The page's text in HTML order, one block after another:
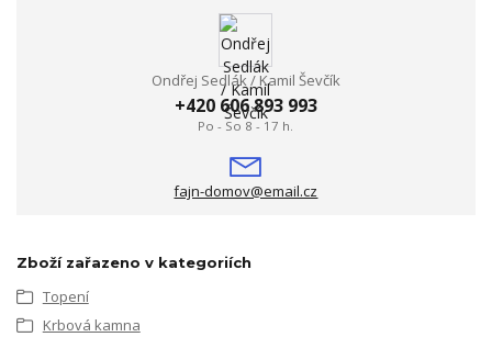
Ondřej Sedlák / Kamil Ševčík
+420 606 893 993
Po - So 8 - 17 h.
fajn-domov@email.cz
Zboží zařazeno v kategoriích
Topení
Krbová kamna